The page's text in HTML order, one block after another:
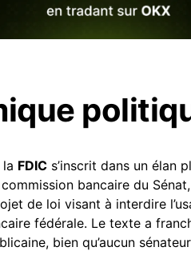
FDIC s’inscrit dans un élan
bancaire du Sénat,
de loi visant à interdire
fédérale. Le texte a
bien qu’aucun